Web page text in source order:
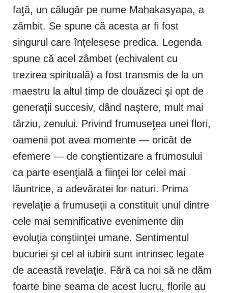
faţă, un călugăr pe nume Mahakasyapa, a
zâmbit. Se spune că acesta ar fi fost
singurul care înţelesese predica. Legenda
spune că acel zâmbet (echivalent cu
trezirea spirituală) a fost transmis de la un
maestru la altul timp de douăzeci şi opt de
generaţii succesiv, dând naştere, mult mai
târziu, zenului. Privind frumuseţea unei flori,
oamenii pot avea momente — oricât de
efemere — de conştientizare a frumosului
ca parte esenţială a fiinţei lor celei mai
lăuntrice, a adevăratei lor naturi. Prima
revelaţie a frumuseţii a constituit unul dintre
cele mai semnificative evenimente din
evoluţia conştiinţei umane. Sentimentul
bucuriei şi cel al iubirii sunt intrinsec legate
de această revelaţie. Fără ca noi să ne dăm
foarte bine seama de acest lucru, florile au